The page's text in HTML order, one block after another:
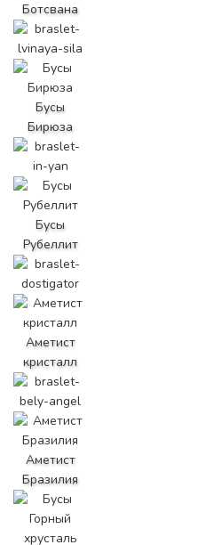
Ботсвана
Бусы
Бирюза
Бусы
Рубеллит
Аметист
кристалл
Аметист
Бразилия